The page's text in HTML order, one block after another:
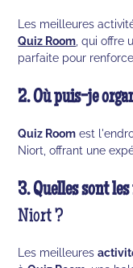
Les meilleures
Quiz Room , qui offre
parfaite pour
2. Où puis-je
Quiz Room est
Niort, offrant une
3. Quelles sont
Niort ?
Les meilleures